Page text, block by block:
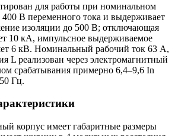
для работы при номинальном
В переменного тока и выдерживает
изоляции до 500 В; отключающая
10 кА, импульсное выдерживаемое
6 кВ. Номинальный рабочий ток 63 А,
L реализован через электромагнитный
срабатывания примерно 6,4–9,6 In
Гц.
корпус имеет габаритные размеры